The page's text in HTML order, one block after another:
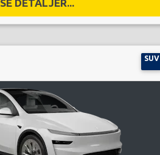
SE DETALJER...
SUV